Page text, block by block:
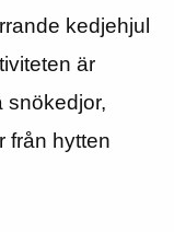
kedjehjul
är
snökedjor,
från hytten